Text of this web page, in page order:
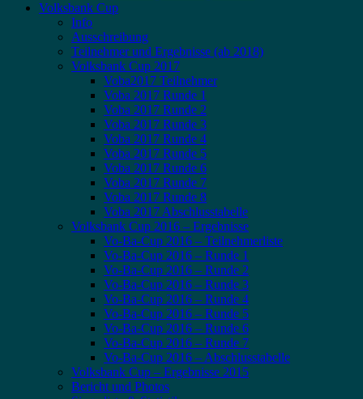
Volksbank Cup
Info
Ausschreibung
Teilnehmer und Ergebnisse (ab 2018)
Volksbank Cup 2017
Voba2017 Teilnehmer
Voba 2017 Runde 1
Voba 2017 Runde 2
Voba 2017 Runde 3
Voba 2017 Runde 4
Voba 2017 Runde 5
Voba 2017 Runde 6
Voba 2017 Runde 7
Voba 2017 Runde 8
Voba 2017 Abschlusstabelle
Volksbank Cup 2016 – Ergebnisse
Vo-Ba-Cup 2016 – Teilnehmerliste
Vo-Ba-Cup 2016 – Runde 1
Vo-Ba-Cup 2016 – Runde 2
Vo-Ba-Cup 2016 – Runde 3
Vo-Ba-Cup 2016 – Runde 4
Vo-Ba-Cup 2016 – Runde 5
Vo-Ba-Cup 2016 – Runde 6
Vo-Ba-Cup 2016 – Runde 7
Vo-Ba-Cup 2016 – Abschlusstabelle
Volksbank Cup – Ergebnisse 2015
Bericht und Photos